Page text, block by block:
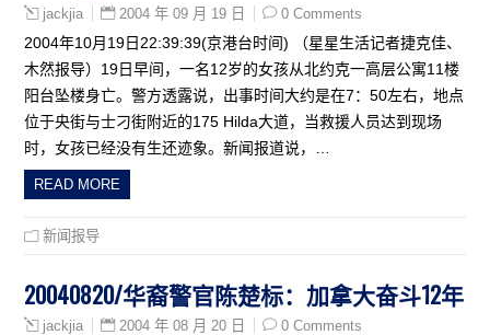
jackjia 2004 年 09 月 19 日 0 Comments
2004年10月19日22:39:39(京港台时间) （星星生活记者捷克佳、
木然报导）19日早间，一名12岁的女孩从北约克一高层公寓11楼
阳台坠楼身亡。警方透露说，出事时间大约是在7：50左右，地点
位于央街与士刁街附近的175 Hilda大道，当救援人员达到现场
时，女孩已经没有生还迹象。新闻报道说，…
READ MORE
新闻报导
20040820/华裔警官陈楚标：加拿大奋斗12年
jackjia 2004 年 08 月 20 日 0 Comments